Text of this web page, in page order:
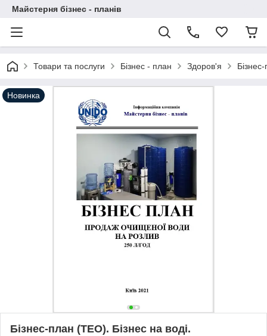
Майстерня бізнес - планів
Товари та послуги Бізнес - план Здоров'я
Новинка
Бізнес-план (ТЕО). Бізнес на воді.